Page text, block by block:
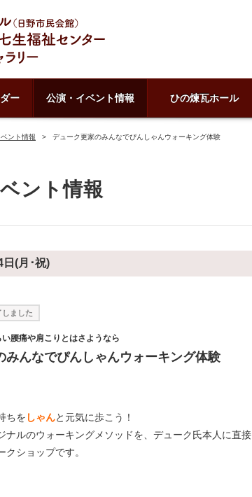
ー 公演・イベント情報 ひの煉瓦ホール
ント情報 デューク更家のみんなでぴんしゃんウォーキング体験
ント情報
(月･祝)
しました
腰痛や肩こりとはさようなら
みんなでぴんしゃんウォーキング体験
ちを しゃんと元気に歩こう！
ナルのウォーキングメソッドを、デューク氏本人に直接
ショップです。